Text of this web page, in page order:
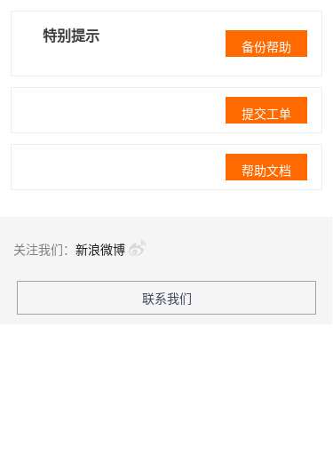
特别提示
备份帮助
提交工单
帮助文档